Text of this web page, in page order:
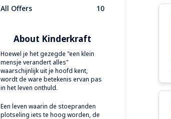
All Offers
10
About Kinderkraft
Hoewel je het gezegde "een klein
mensje verandert alles"
waarschijnlijk uit je hoofd kent,
wordt de ware betekenis ervan pas
in het leven onthuld.
Een leven waarin de stoepranden
plotseling iets te hoog worden, de